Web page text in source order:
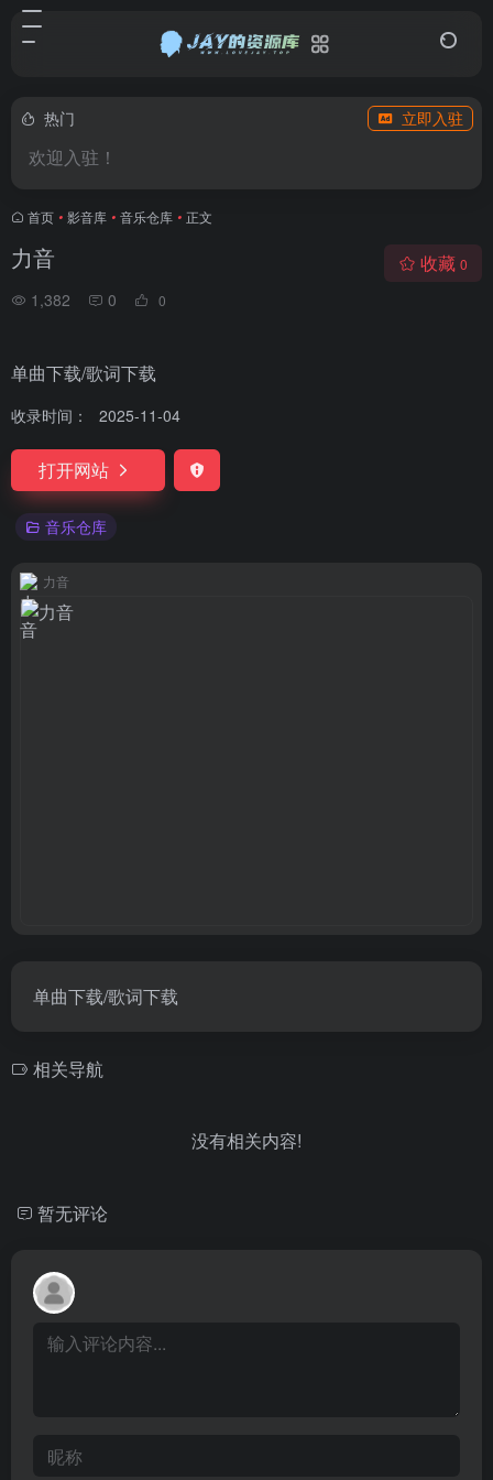
热门 立即入驻
欢迎入驻！
首页 • 影音库 • 音乐仓库 • 正文
力音
1,382 0 0
收藏 0
单曲下载/歌词下载
收录时间： 2025-11-04
打开网站
音乐仓库
力音
单曲下载/歌词下载
相关导航
没有相关内容!
暂无评论